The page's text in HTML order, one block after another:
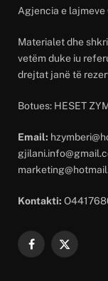
Agjencia e lajmeve
Materialet dhe
vetëm duke iu
drejtat janë të
Botues: HESET
Email:
Kontakti:
Facebook
X